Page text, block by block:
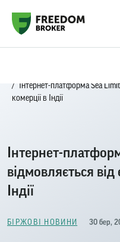
Інтернет-платформа Sea
комерції в Індії
Інтернет-
відмовляється
Індії
БІРЖОВІ НОВИНИ 30 бер,